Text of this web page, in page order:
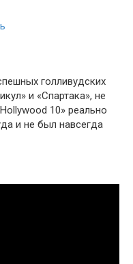
голливудских
и «Спартака», не
10» реально
и не был навсегда